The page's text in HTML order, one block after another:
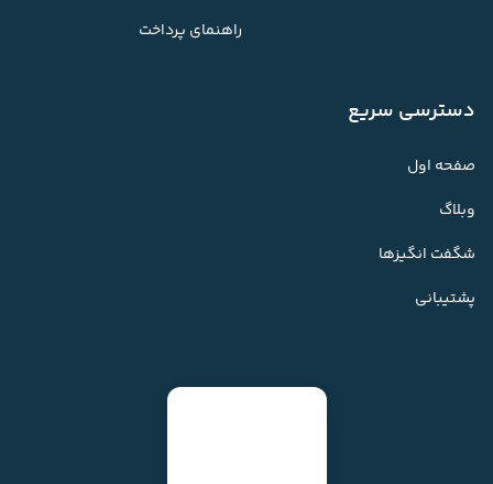
راهنمای پرداخت
دسترسی سریع
صفحه اول
وبلاگ
شگفت انگیزها
پشتیبانی